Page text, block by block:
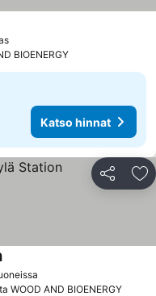
BIOENERGY
Katso hinnat
Jaa
WOOD AND BIOENERGY